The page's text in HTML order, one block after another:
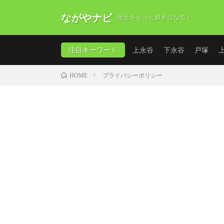
ながやナビ 地元をもっと好きになる！
注目キーワード 上永谷 下永谷 戸塚
HOME プライバシーポリシー